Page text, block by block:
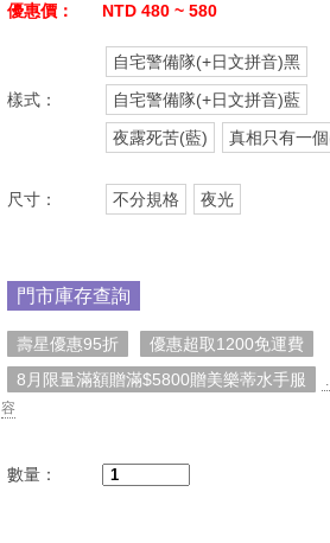
優惠價： NTD 480 ~ 580
樣式：
自宅警備隊(+日文拼音)黑
自宅警備隊(+日文拼音)藍
夜露死苦(藍)
真相只有一
尺寸： 不分規格 夜光
門市庫存查詢
壽星優惠95折
優惠超取1200免運費
8月限量滿額贈滿$5800贈美樂蒂水手服
容
數量：